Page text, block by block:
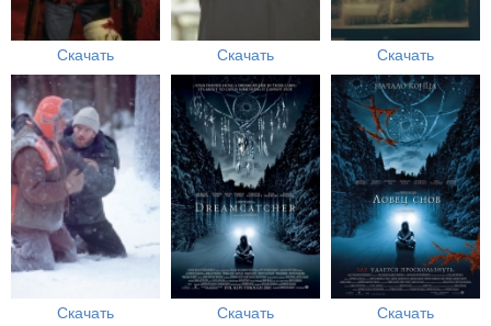
Скачать Скачать Скачать
Скачать Скачать Скачать